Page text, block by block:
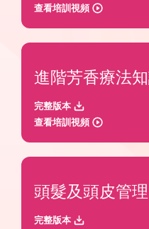
查看培訓視頻
進階芳香療法
完整版本
查看培訓視頻
頭髮及頭皮管理
完整版本